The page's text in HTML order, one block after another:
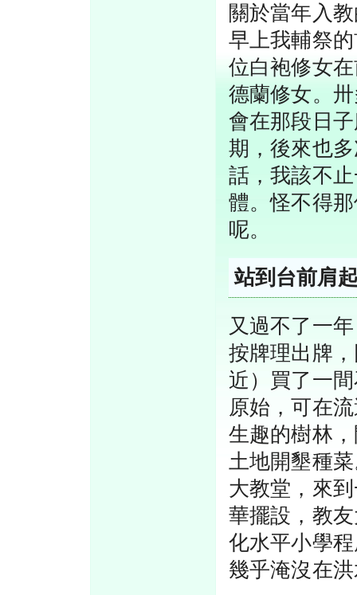
關於當年入
早上我輔祭
位白袍修女
德蘭修女。
會在那段日
期，後來也
話，我該不
體。怪不得
呢。
站到台前肩
又過不了一
按牌理出牌
近）買了一
原始，可在
生趣的樹林
土地開墾種
大教堂，來
華擺設，教
化水平小學
幾乎淹沒在